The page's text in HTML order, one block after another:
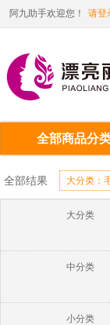
阿九助手欢迎您！ 请登
全部商品分
全部结果 大分类：
大分类
中分类
小分类